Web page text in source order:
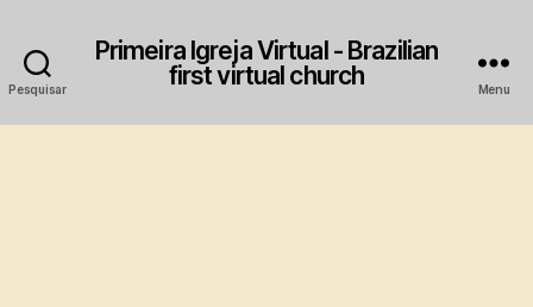
Pesquisar
Primeira Igreja Virtual - Brazilian
first virtual church
Menu